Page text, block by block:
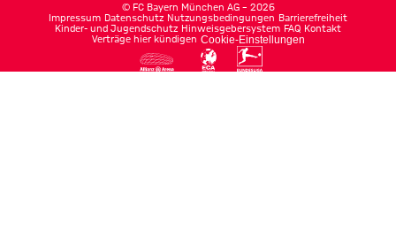
© FC Bayern München AG – 2026
Impressum Datenschutz Nutzungsbedingungen Barrierefreiheit
Kinder- und Jugendschutz Hinweisgebersystem FAQ Kontakt
Verträge hier kündigen Cookie-Einstellungen